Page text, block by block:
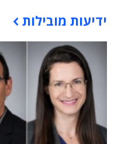
ידיעות מובילות